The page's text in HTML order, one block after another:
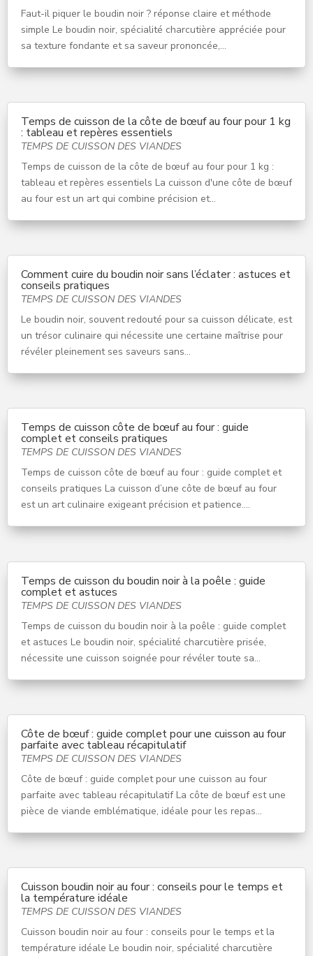
Faut-il piquer le boudin noir ? réponse claire et méthode
simple Le boudin noir, spécialité charcutière appréciée pour
sa texture fondante et sa saveur prononcée,...
Temps de cuisson de la côte de bœuf au four pour 1 kg
: tableau et repères essentiels
TEMPS DE CUISSON DES VIANDES
Temps de cuisson de la côte de bœuf au four pour 1 kg :
tableau et repères essentiels La cuisson d'une côte de bœuf
au four est un art qui combine précision et...
Comment cuire du boudin noir sans l’éclater : astuces et
conseils pratiques
TEMPS DE CUISSON DES VIANDES
Le boudin noir, souvent redouté pour sa cuisson délicate, est
un trésor culinaire qui nécessite une certaine maîtrise pour
révéler pleinement ses saveurs sans...
Temps de cuisson côte de bœuf au four : guide
complet et conseils pratiques
TEMPS DE CUISSON DES VIANDES
Temps de cuisson côte de bœuf au four : guide complet et
conseils pratiques La cuisson d’une côte de bœuf au four
est un art culinaire exigeant précision et patience....
Temps de cuisson du boudin noir à la poêle : guide
complet et astuces
TEMPS DE CUISSON DES VIANDES
Temps de cuisson du boudin noir à la poêle : guide complet
et astuces Le boudin noir, spécialité charcutière prisée,
nécessite une cuisson soignée pour révéler toute sa...
Côte de bœuf : guide complet pour une cuisson au four
parfaite avec tableau récapitulatif
TEMPS DE CUISSON DES VIANDES
Côte de bœuf : guide complet pour une cuisson au four
parfaite avec tableau récapitulatif La côte de bœuf est une
pièce de viande emblématique, idéale pour les repas...
Cuisson boudin noir au four : conseils pour le temps et
la température idéale
TEMPS DE CUISSON DES VIANDES
Cuisson boudin noir au four : conseils pour le temps et la
température idéale Le boudin noir, spécialité charcutière